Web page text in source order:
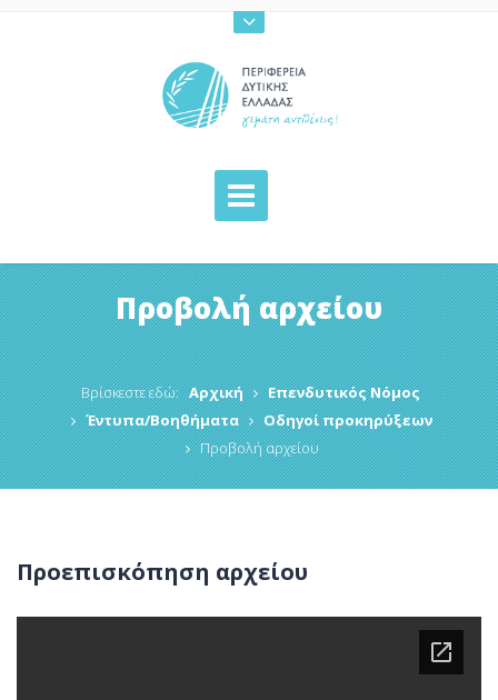
Προβολή αρχείου
Βρίσκεστε εδώ: Αρχική
Επενδυτικός Νόμος
Έντυπα/Βοηθήματα
Οδηγοί προκηρύξεων
Προβολή αρχείου
Προεπισκόπηση αρχείου